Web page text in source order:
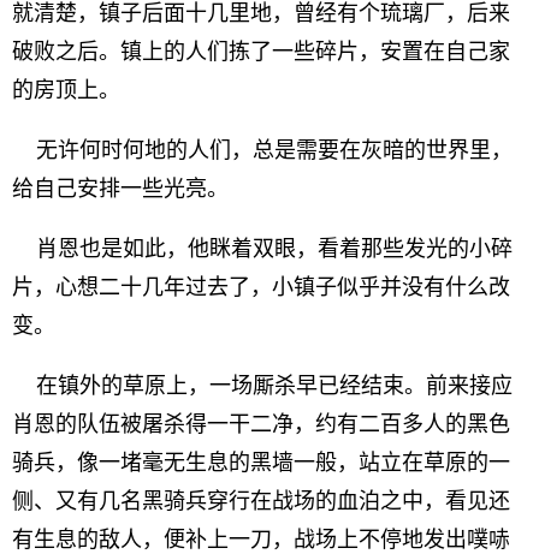
就清楚，镇子后面十几里地，曾经有个琉璃厂，后来
破败之后。镇上的人们拣了一些碎片，安置在自己家
的房顶上。
无许何时何地的人们，总是需要在灰暗的世界里，
给自己安排一些光亮。
肖恩也是如此，他眯着双眼，看着那些发光的小碎
片，心想二十几年过去了，小镇子似乎并没有什么改
变。
在镇外的草原上，一场厮杀早已经结束。前来接应
肖恩的队伍被屠杀得一干二净，约有二百多人的黑色
骑兵，像一堵毫无生息的黑墙一般，站立在草原的一
侧、又有几名黑骑兵穿行在战场的血泊之中，看见还
有生息的敌人，便补上一刀，战场上不停地发出噗哧